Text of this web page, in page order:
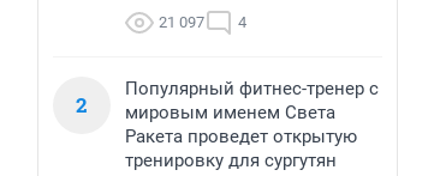
21 097 4
2
Популярный фитнес-тренер с
мировым именем Света
Ракета проведет открытую
тренировку для сургутян